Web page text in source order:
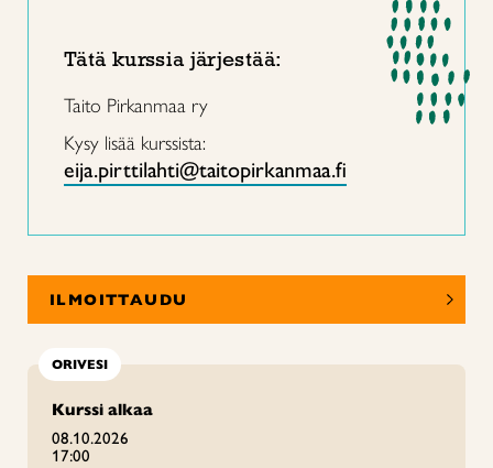
Tätä kurssia järjestää:
Taito Pirkanmaa ry
Kysy lisää kurssista:
eija.pirttilahti@taitopirkanmaa.fi
ILMOITTAUDU
ORIVESI
Kurssi alkaa
08.10.2026
17:00